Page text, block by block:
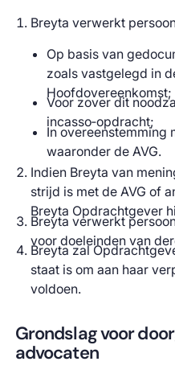
Breyta verwerkt
Op basis van
zoals vastgelegd in
Hoofdovereenkomst;
Voor zover dit
incasso‑opdracht;
In overeenstemming
waaronder de AVG.
Indien Breyta van
strijd is met de AVG of
Breyta Opdrachtgever
Breyta verwerkt
voor doeleinden van
Breyta zal
staat is om aan haar
voldoen.
Grondslag voor
advocaten